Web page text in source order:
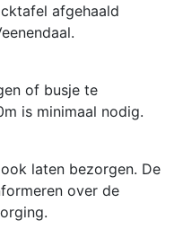
afgehaald
of busje te
is minimaal nodig.
laten bezorgen. De
over de